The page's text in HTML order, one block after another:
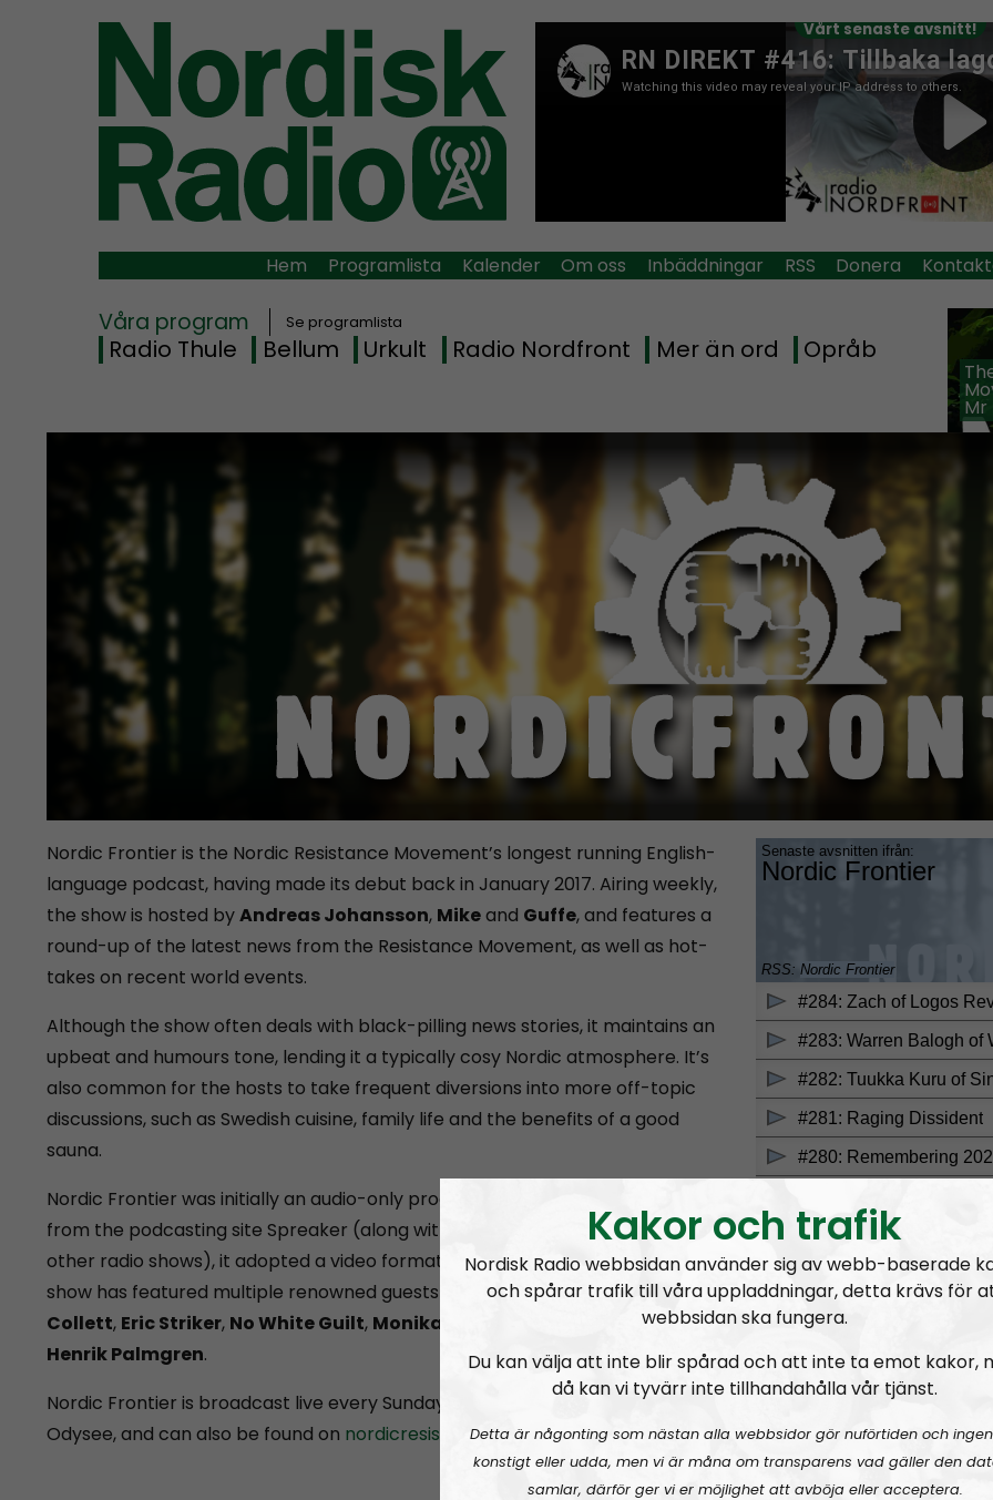
Vårt senaste avsnitt!
Hem Programlista Kalender Om oss Inbäddningar RSS Donera
Våra program Se programlista
Radio Thule Bellum Urkult Radio Nordfront Mer än ord Opråb
Mr
Nordic Frontier is the Nordic Resistance Movement’s longest running English-
language podcast, having made its debut back in January 2017. Airing weekly,
the show is hosted byAndreas Johansson, Mikeand Guffe, and features a
round-up of the latest news from the Resistance Movement, as well as hot-
takes on recent world events.
Although the show often deals with black-pilling news stories, it maintains an
upbeat and humours tone, lending it a typically cosy Nordic atmosphere. It’s
also common for the hosts to take frequent diversions into more off-topic
discussions, such as Swedish cuisine, family life and the benefits of a good
sauna.
Nordic Frontier was initially an audio-only production, but after being banned
from the podcasting site Spreaker (along with all the Resistance Movement’s
other radio shows), it adopted a video format and now airs live onOdysee.The
show has featured multiple renowned guests over the years, such asMark
Collett, Eric Striker, No White Guilt, Monika Schaefer Michèle Renoufand
Henrik Palmgren.
Nordic Frontier is broadcast live every Sunday at 20.30 Swedish time on
Odysee, and can also be found on nordicresistancemovement.org.
RSS:https://
Sänds 20.30 varje
skicka dem till:
NORDIC FRONTIER #284:
Kakor och trafik
Nordisk Radio webbsidan använder sig av webb-baserade
och spårar trafik till våra uppladdningar, detta krävs för
webbsidan ska fungera.
Du kan välja att inte blir spårad och att inte ta emot kakor,
då kan vi tyvärr inte tillhandahålla vår tjänst.
Detta är någonting som nästan alla webbsidor gör nuförtiden och
konstigt eller udda, men vi är måna om transparens vad gäller den
samlar, därför ger vi er möjlighet att avböja eller acceptera.